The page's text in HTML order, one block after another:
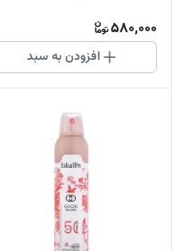
580,000
افزودن به سبد